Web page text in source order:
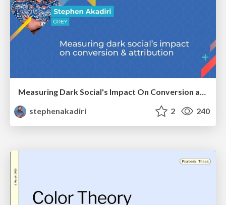
Measuring Dark Social's Impact On Conversion and Attribution
stephenakadiri
2 240